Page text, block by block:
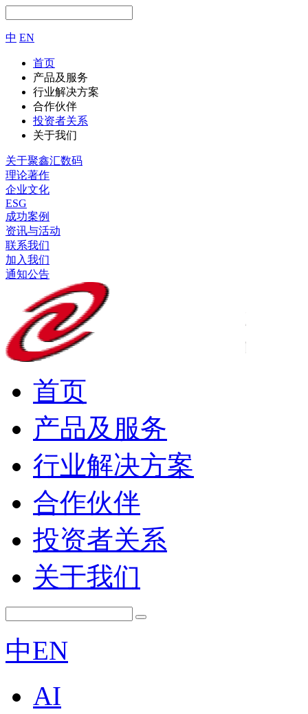
中 EN
首页
产品及服务
行业解决方案
合作伙伴
投资者关系
关于我们
关于聚鑫汇数码
理论著作
企业文化
ESG
成功案例
资讯与活动
联系我们
加入我们
通知公告
首页
产品及服务
行业解决方案
合作伙伴
投资者关系
关于我们
中EN
AI